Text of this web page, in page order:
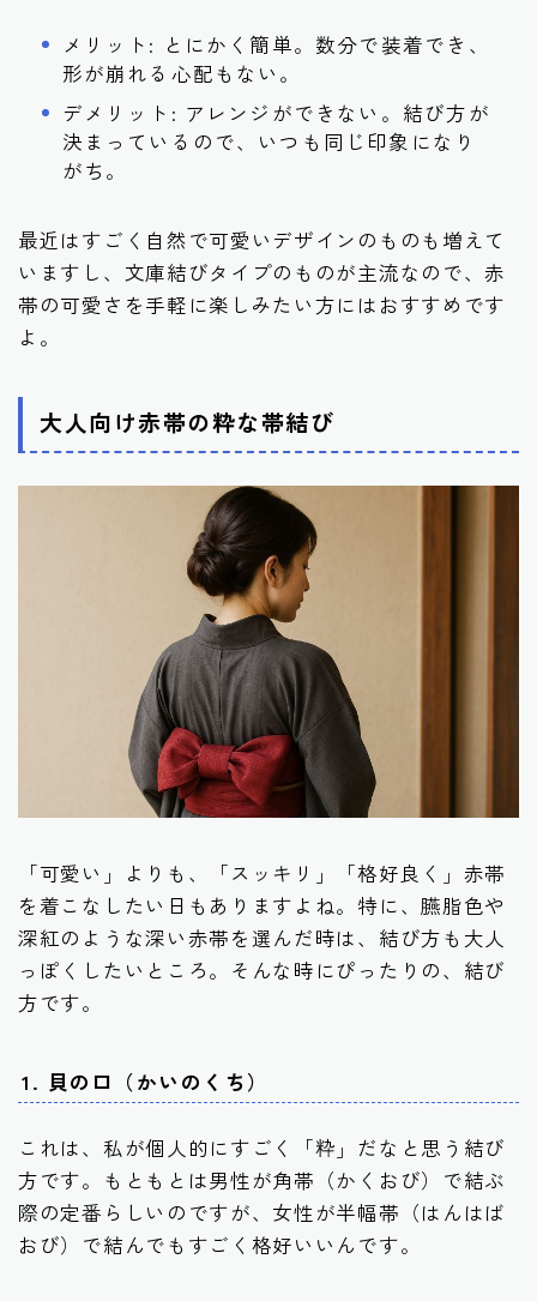
メリット: とにかく簡単。数分で装着でき、
形が崩れる心配もない。
デメリット: アレンジができない。結び方が
決まっているので、いつも同じ印象になり
がち。
最近はすごく自然で可愛いデザインのものも増えて
いますし、文庫結びタイプのものが主流なので、赤
帯の可愛さを手軽に楽しみたい方にはおすすめです
よ。
大人向け赤帯の粋な帯結び
「可愛い」よりも、「スッキリ」「格好良く」赤帯
を着こなしたい日もありますよね。特に、臙脂色や
深紅のような深い赤帯を選んだ時は、結び方も大人
っぽくしたいところ。そんな時にぴったりの、結び
方です。
1. 貝の口（かいのくち）
これは、私が個人的にすごく「粋」だなと思う結び
方です。もともとは男性が角帯（かくおび）で結ぶ
際の定番らしいのですが、女性が半幅帯（はんはば
おび）で結んでもすごく格好いいんです。